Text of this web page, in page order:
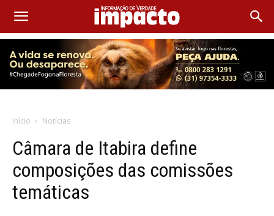
Início Notícias
Câmara de Itabira define
composições das comissões
temáticas